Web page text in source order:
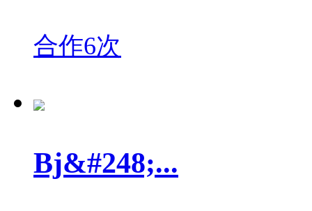
合作6次
Bj&#248;...